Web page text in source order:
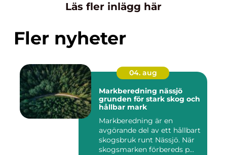
Läs fler inlägg här
Fler nyheter
04. aug
Markberedning nässjö
grunden för stark skog och
hållbar mark
Markberedning är en
avgörande del av ett hållbart
skogsbruk runt Nässjö. När
skogsmarken förbereds p...